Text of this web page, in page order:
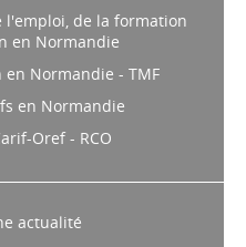
l'emploi, de la formation
en Normandie
Normandie - TMF
en Normandie
Oref - RCO
actualité